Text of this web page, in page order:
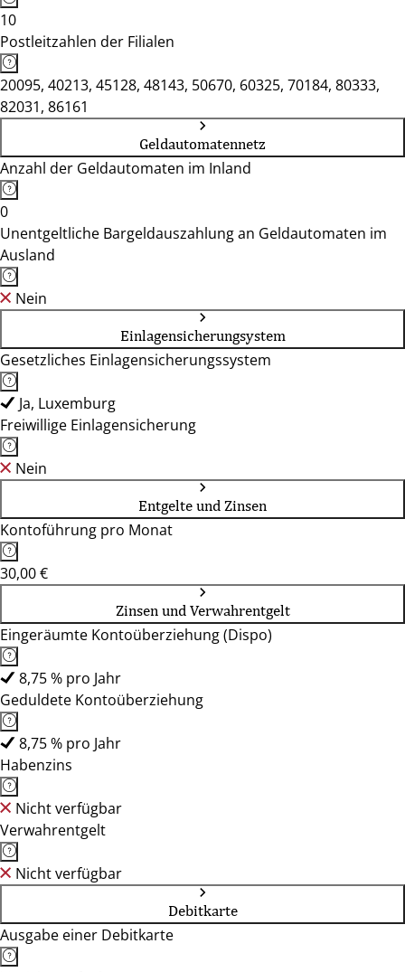
10
Postleitzahlen der Filialen
20095, 40213, 45128, 48143, 50670, 60325, 70184, 80333,
82031, 86161
Geldautomatennetz
Anzahl der Geldautomaten im Inland
0
Unentgeltliche Bargeldauszahlung an Geldautomaten im
Ausland
Nein
Einlagensicherungsystem
Gesetzliches Einlagensicherungssystem
Ja, Luxemburg
Freiwillige Einlagensicherung
Nein
Entgelte und Zinsen
Kontoführung pro Monat
30,00 €
Zinsen und Verwahrentgelt
Eingeräumte Kontoüberziehung (Dispo)
8,75 % pro Jahr
Geduldete Kontoüberziehung
8,75 % pro Jahr
Habenzins
Nicht verfügbar
Verwahrentgelt
Nicht verfügbar
Debitkarte
Ausgabe einer Debitkarte